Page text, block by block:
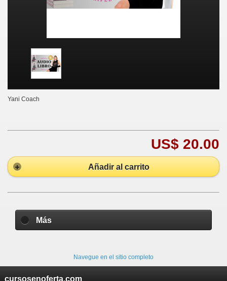
Yani Coach
US$ 20.00
Añadir al carrito
Más
Navegue en el sitio completo
cursosenoferta.com